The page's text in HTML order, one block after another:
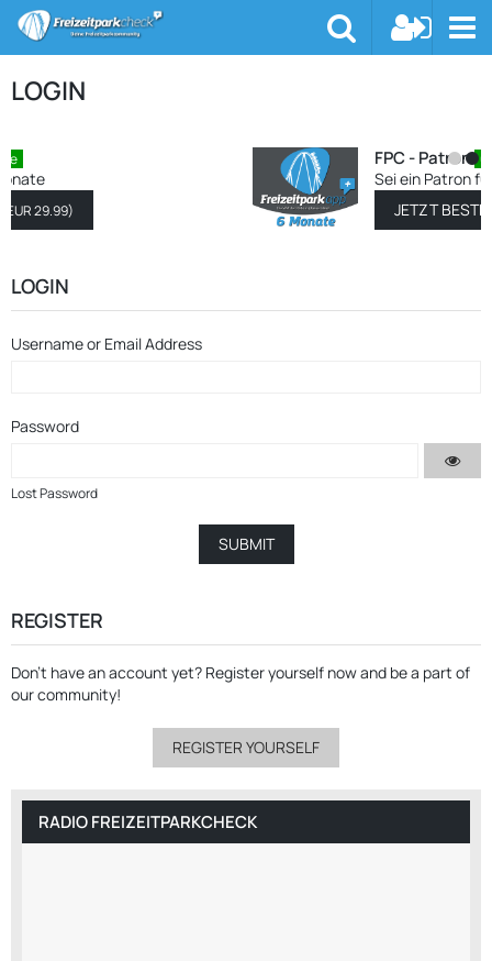
LOGIN
6 Monate
Sei ein Patron für 6 Monate
JETZT BESTELLEN(EUR 17.99
LOGIN
Username or Email Address
Password
Lost Password
REGISTER
Don’t have an account yet? Register yourself nowand be a part of
our community!
REGISTER YOURSELF
RADIO FREIZEITPARKCHECK